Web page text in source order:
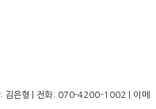
: 김은형 | 전화: 070-4200-1002 | 이메